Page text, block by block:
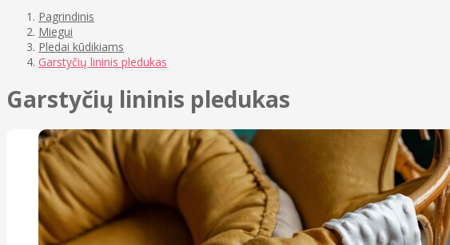
Pagrindinis
Miegui
Pledai kūdikiams
Garstyčių lininis pledukas
Garstyčių lininis pledukas